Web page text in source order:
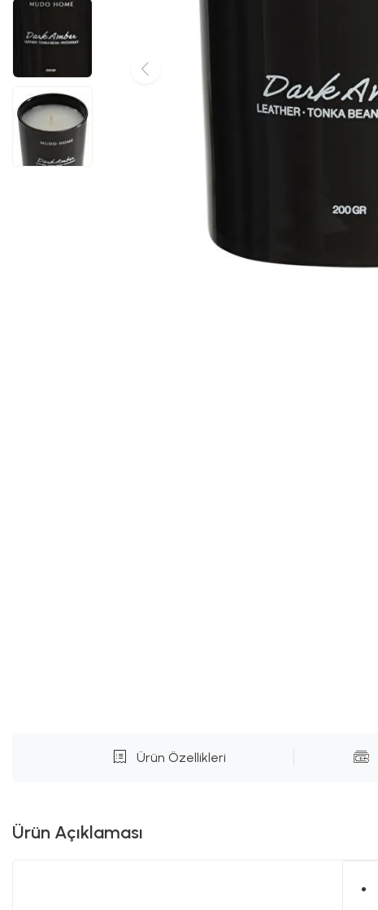
Ürün Özellikleri
Ürün Açıklaması